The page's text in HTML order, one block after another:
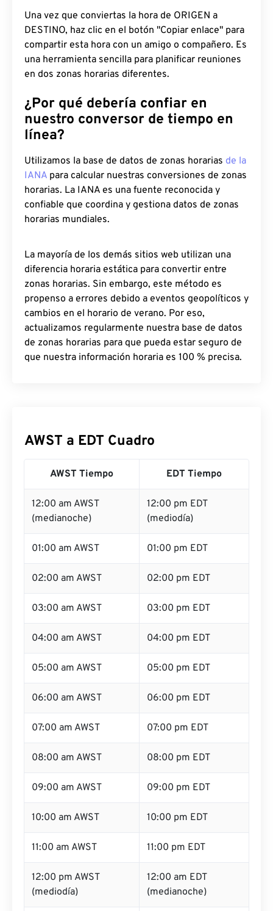
Una vez que conviertas la hora de ORIGEN a
DESTINO, haz clic en el botón "Copiar enlace" para
compartir esta hora con un amigo o compañero. Es
una herramienta sencilla para planificar reuniones
en dos zonas horarias diferentes.
¿Por qué debería confiar en
nuestro conversor de tiempo en
línea?
Utilizamos la base de datos de zonas horarias de la
IANA para calcular nuestras conversiones de zonas
horarias. La IANA es una fuente reconocida y
confiable que coordina y gestiona datos de zonas
horarias mundiales.
La mayoría de los demás sitios web utilizan una
diferencia horaria estática para convertir entre
zonas horarias. Sin embargo, este método es
propenso a errores debido a eventos geopolíticos y
cambios en el horario de verano. Por eso,
actualizamos regularmente nuestra base de datos
de zonas horarias para que pueda estar seguro de
que nuestra información horaria es 100 % precisa.
AWST a EDT Cuadro
AWST Tiempo EDT Tiempo
12:00 am AWST
(medianoche)
12:00 pm EDT
(mediodía)
01:00 am AWST 01:00 pm EDT
02:00 am AWST 02:00 pm EDT
03:00 am AWST 03:00 pm EDT
04:00 am AWST 04:00 pm EDT
05:00 am AWST 05:00 pm EDT
06:00 am AWST 06:00 pm EDT
07:00 am AWST 07:00 pm EDT
08:00 am AWST 08:00 pm EDT
09:00 am AWST 09:00 pm EDT
10:00 am AWST 10:00 pm EDT
11:00 am AWST 11:00 pm EDT
12:00 pm AWST
(mediodía)
12:00 am EDT
(medianoche)